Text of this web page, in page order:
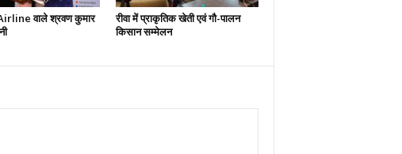
वाले श्रवण कुमार
रीवा में प्राकृतिक खेती एवं गौ-पालन
किसान सम्मेलन